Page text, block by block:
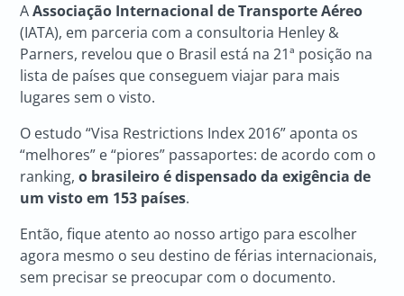
AAssociação Internacional de Transporte Aéreo
(IATA), em parceria com a consultoria Henley &
Parners, revelou que o Brasil está na 21ª posição na
lista de países que conseguem viajar para mais
lugares sem o visto.
O estudo “Visa Restrictions Index 2016” aponta os
“melhores” e “piores” passaportes: de acordo com o
ranking,o brasileiro é dispensado da exigência de
um visto em 153 países.
Então, fique atento ao nosso artigo para escolher
agora mesmo o seu destino de férias internacionais,
sem precisar se preocupar com o documento.